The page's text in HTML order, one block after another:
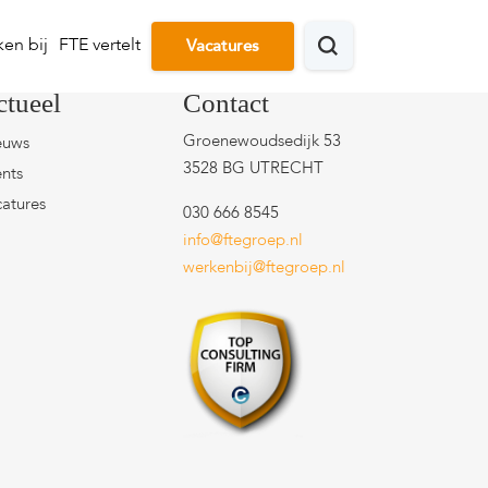
bij FTE vertelt Vacatures
Contact
Groenewoudsedijk 53
3528 BG UTRECHT
030 666 8545
info@ftegroep.nl
werkenbij@ftegroep.nl